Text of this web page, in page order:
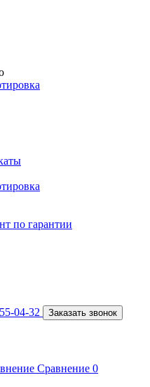
по гарантии
04-32 Заказать звонок
Сравнение 0